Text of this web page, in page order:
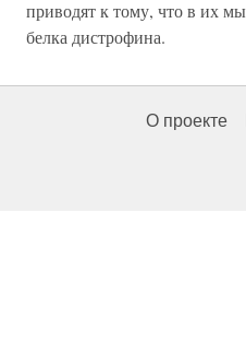
приводят к тому, что в их
белка дистрофина.
О проекте